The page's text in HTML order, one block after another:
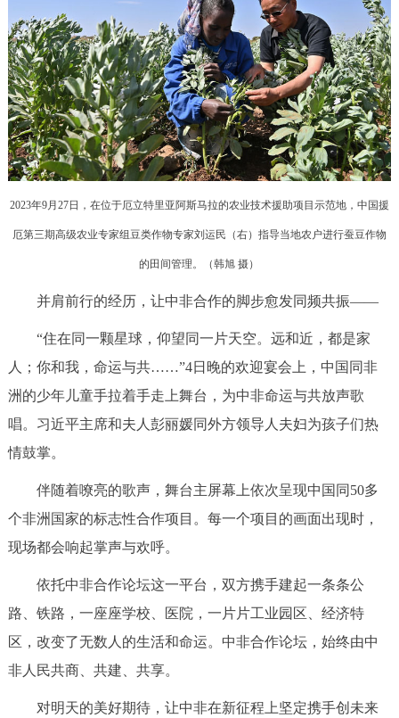
2023年9月27日，在位于厄立特里亚阿斯马拉的农业技术援助项目示范地，中国援
厄第三期高级农业专家组豆类作物专家刘运民（右）指导当地农户进行蚕豆作物
的田间管理。（韩旭 摄）
并肩前行的经历，让中非合作的脚步愈发同频共振——
“住在同一颗星球，仰望同一片天空。远和近，都是家
人；你和我，命运与共……”4日晚的欢迎宴会上，中国同非
洲的少年儿童手拉着手走上舞台，为中非命运与共放声歌
唱。习近平主席和夫人彭丽媛同外方领导人夫妇为孩子们热
情鼓掌。
伴随着嘹亮的歌声，舞台主屏幕上依次呈现中国同50多
个非洲国家的标志性合作项目。每一个项目的画面出现时，
现场都会响起掌声与欢呼。
依托中非合作论坛这一平台，双方携手建起一条条公
路、铁路，一座座学校、医院，一片片工业园区、经济特
区，改变了无数人的生活和命运。中非合作论坛，始终由中
非人民共商、共建、共享。
对明天的美好期待，让中非在新征程上坚定携手创未来